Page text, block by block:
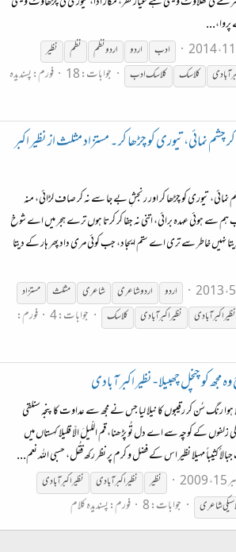
ادب اردو اردو نظم نظم
نظیر
کلاسک کلاسک ادب جوابات: 18 فورم:پسندیدہ
چشم نمائی، تیوری کو چڑھا کر ۔ مستزاد مثلث از نظیر اکبر
نمائی، تیوری کو چڑھا کر اور رنجشِ بے جا سے نہ کر صاف لڑائی، منہ
سے ہوئی عہدہ برائی، اتنی نہ جفا کر کرتا ہوں ترے ہجر میں اے شوخ
دیتا نہیں خاطر سے تری اے ستم ایجاد، جب کوئی مری داد پھر ہار کے دیتا
اردو اردو شاعری شاعری مثلث
مستزاد
نظیراکبر آبادی نظیراکبرآبادی کلاسک جوابات: 4
فورم:
مجھ کو چنچل چھبیلا - نظیر اکبر آبادی
ہوا رنگ سُن کر رقیبوں کا نیلا لیا جس نے مجھ سے عداوت کا پنجہ سنلقی
زلفوں کے کوچہ سے اے دل تُو پڑھنا، قم اللّیلَ الّا قلیلا کہستاں میں
کثیباً مہیلا نظیر اس کے فضل و کرم پر نظر رکھ فقُل، حسبی اللہ نعم...
2009 نظیر نظیراکبر آبادی نظیراکبرآبادی
شاعری جوابات: 8 فورم:پسندیدہ کلام